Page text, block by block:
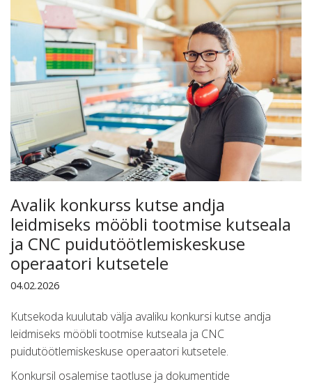
Avalik konkurss kutse andja
leidmiseks mööbli tootmise kutseala
ja CNC puidutöötlemiskeskuse
operaatori kutsetele
04.02.2026
Kutsekoda kuulutab välja avaliku konkursi kutse andja
leidmiseks mööbli tootmise kutseala ja CNC
puidutöötlemiskeskuse operaatori kutsetele.
Konkursil osalemise taotluse ja dokumentide